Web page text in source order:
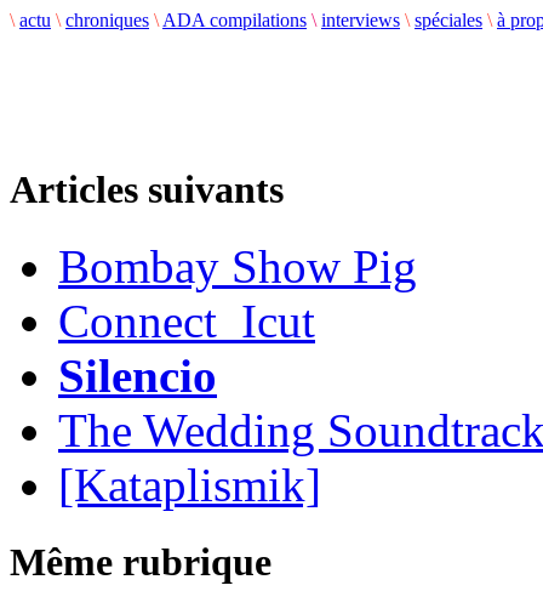
\ actu \ chroniques \ ADA compilations \ interviews \ spéciales \ à
Articles suivants
Bombay Show Pig
Connect_Icut
Silencio
The Wedding
[Kataplismik]
Même rubrique